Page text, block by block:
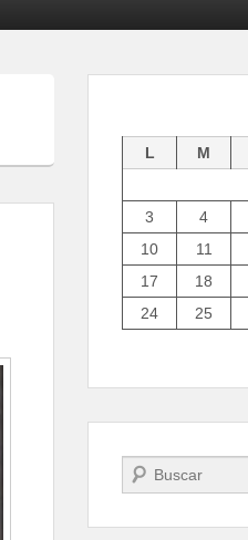
L M
3
4
10
11
17
18
24
25
Buscar